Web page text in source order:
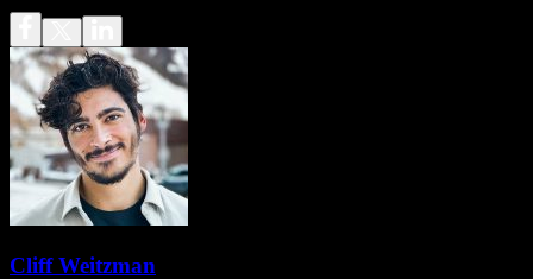
Cliff Weitzman